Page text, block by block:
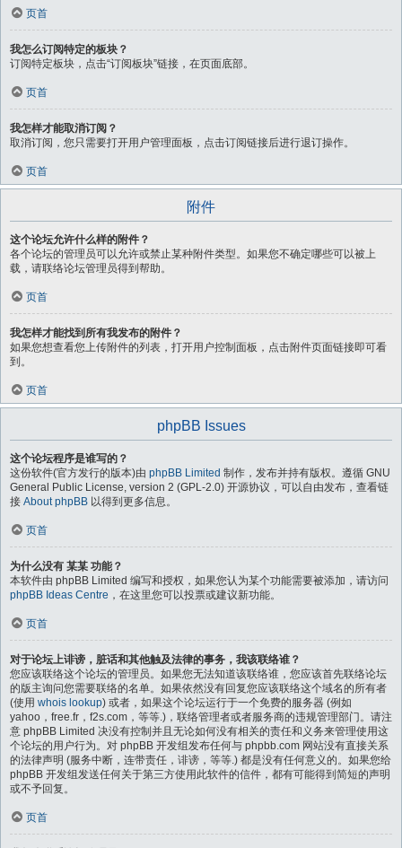
页首
我怎么订阅特定的板块？
订阅特定板块，点击“订阅板块”链接，在页面底部。
页首
我怎样才能取消订阅？
取消订阅，您只需要打开用户管理面板，点击订阅链接后进行退订操作。
页首
附件
这个论坛允许什么样的附件？
各个论坛的管理员可以允许或禁止某种附件类型。如果您不确定哪些可以被上
载，请联络论坛管理员得到帮助。
页首
我怎样才能找到所有我发布的附件？
如果您想查看您上传附件的列表，打开用户控制面板，点击附件页面链接即可看
到。
页首
phpBB Issues
这个论坛程序是谁写的？
这份软件(官方发行的版本)由 phpBB Limited 制作，发布并持有版权。遵循 GNU
General Public License, version 2 (GPL-2.0) 开源协议，可以自由发布，查看链
接 About phpBB 以得到更多信息。
页首
为什么没有 某某 功能？
本软件由 phpBB Limited 编写和授权，如果您认为某个功能需要被添加，请访问
phpBB Ideas Centre ，在这里您可以投票或建议新功能。
页首
对于论坛上诽谤，脏话和其他触及法律的事务，我该联络谁？
您应该联络这个论坛的管理员。如果您无法知道该联络谁，您应该首先联络论坛
的版主询问您需要联络的名单。如果依然没有回复您应该联络这个域名的所有者
(使用 whois lookup) 或者，如果这个论坛运行于一个免费的服务器 (例如
yahoo，free.fr，f2s.com，等等.)，联络管理者或者服务商的违规管理部门。请注
意 phpBB Limited 决没有控制并且无论如何没有相关的责任和义务来管理使用这
个论坛的用户行为。对 phpBB 开发组发布任何与 phpbb.com 网站没有直接关系
的法律声明 (服务中断，连带责任，诽谤，等等.) 都是没有任何意义的。如果您给
phpBB 开发组发送任何关于第三方使用此软件的信件，都有可能得到简短的声明
或不予回复。
页首